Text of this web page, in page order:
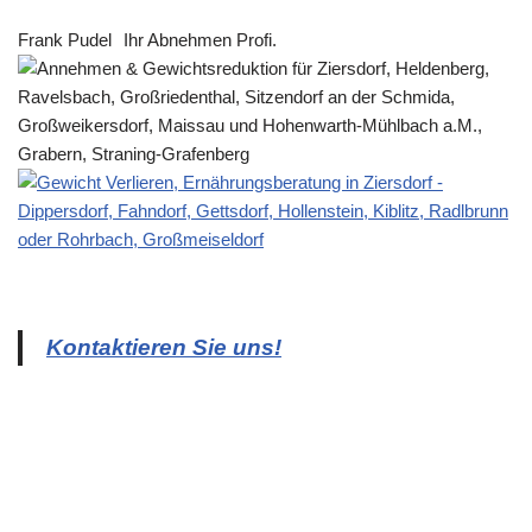
Frank Pudel Ihr Abnehmen Profi.
Kontaktieren Sie uns!